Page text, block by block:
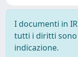
I documenti in
tutti i diritti sono
indicazione.